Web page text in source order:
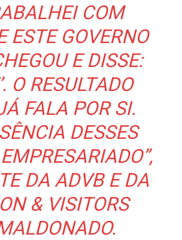
COM
ESTE GOVERNO
E DISSE:
O RESULTADO
FALA POR SI.
DESSES
DA ADVB E DA
& VISITORS